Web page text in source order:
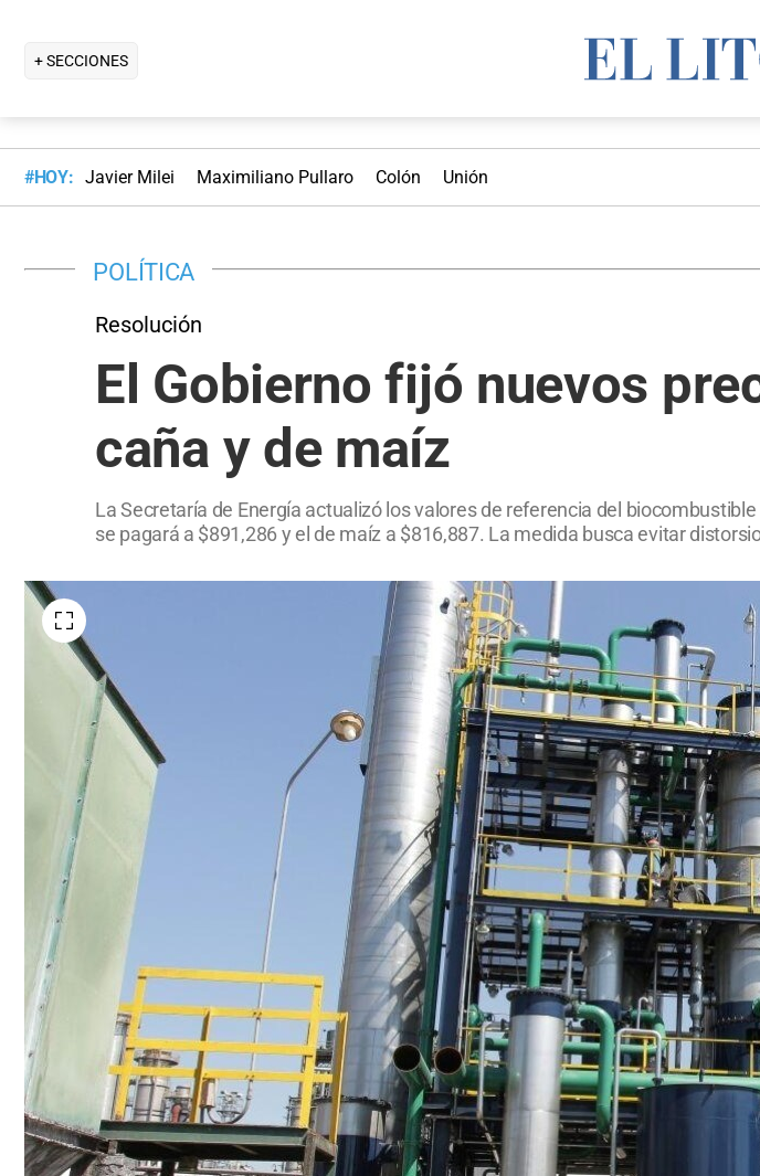
+ SECCIONES
#HOY: Javier Milei Maximiliano Pullaro Colón Unión
POLÍTICA
Resolución
El Gobierno fijó nuevos
caña y de maíz
La Secretaría de Energía actualizó los valores de referencia del
se pagará a $891,286 y el de maíz a $816,887. La medida busca evitar